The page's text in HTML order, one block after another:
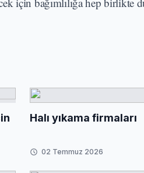
Halı yıkama firmaları
02 Temmuz 2026